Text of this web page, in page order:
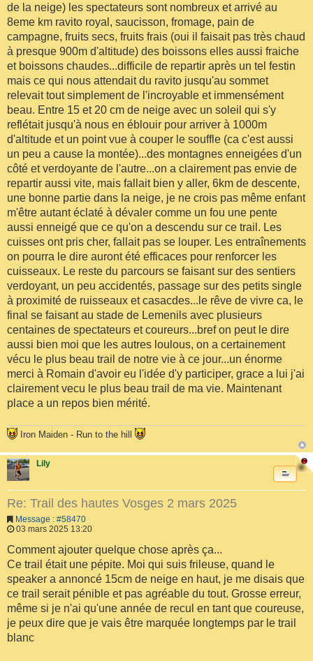
de la neige) les spectateurs sont nombreux et arrivé au
8eme km ravito royal, saucisson, fromage, pain de
campagne, fruits secs, fruits frais (oui il faisait pas très chaud
à presque 900m d'altitude) des boissons elles aussi fraiche
et boissons chaudes...difficile de repartir après un tel festin
mais ce qui nous attendait du ravito jusqu'au sommet
relevait tout simplement de l'incroyable et immensément
beau. Entre 15 et 20 cm de neige avec un soleil qui s'y
reflétait jusqu'à nous en éblouir pour arriver à 1000m
d'altitude et un point vue à couper le souffle (ca c'est aussi
un peu a cause la montée)...des montagnes enneigées d'un
côté et verdoyante de l'autre...on a clairement pas envie de
repartir aussi vite, mais fallait bien y aller, 6km de descente,
une bonne partie dans la neige, je ne crois pas même enfant
m'être autant éclaté à dévaler comme un fou une pente
aussi enneigé que ce qu'on a descendu sur ce trail. Les
cuisses ont pris cher, fallait pas se louper. Les entraînements
on pourra le dire auront été efficaces pour renforcer les
cuisseaux. Le reste du parcours se faisant sur des sentiers
verdoyant, un peu accidentés, passage sur des petits single
à proximité de ruisseaux et casacdes...le rêve de vivre ca, le
final se faisant au stade de Lemenils avec plusieurs
centaines de spectateurs et coureurs...bref on peut le dire
aussi bien moi que les autres loulous, on a certainement
vécu le plus beau trail de notre vie à ce jour...un énorme
merci à Romain d'avoir eu l'idée d'y participer, grace a lui j'ai
clairement vecu le plus beau trail de ma vie. Maintenant
place a un repos bien mérité.
Iron Maiden - Run to the hill
Lily
Re: Trail des hautes Vosges 2 mars 2025
Message : #58470
03 mars 2025 13:20
Comment ajouter quelque chose après ça...
Ce trail était une pépite. Moi qui suis frileuse, quand le
speaker a annoncé 15cm de neige en haut, je me disais que
ce trail serait pénible et pas agréable du tout. Grosse erreur,
même si je n'ai qu'une année de recul en tant que coureuse,
je peux dire que je vais être marquée longtemps par le trail
blanc